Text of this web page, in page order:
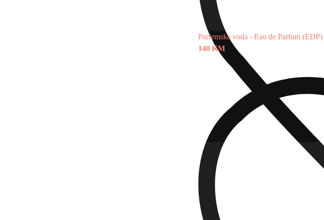
Parfemska voda - Eau de Parfum (EDP)
140 KM